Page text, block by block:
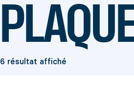
6 résultat affiché